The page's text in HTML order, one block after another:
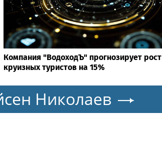
Компания "ВодоходЪ" прогнозирует рост
круизных туристов на 15%
Николаев